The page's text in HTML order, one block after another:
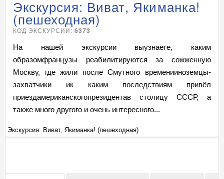
Экскурсия: Виват, Якиманка!
(пешеходная)
КОД ЭКСКУРСИИ:6373
На нашей экскурсии выузнаете, каким
образомфранцузы реабилитируются за сожженную
Москву, где жили после Смутного временииноземцы-
захватчики ик каким последствиям привёл
приездамериканскогопрезидентав столицу СССР, а
также много другого и очень интересного...
Экскурсия: Виват, Якиманка! (пешеходная)